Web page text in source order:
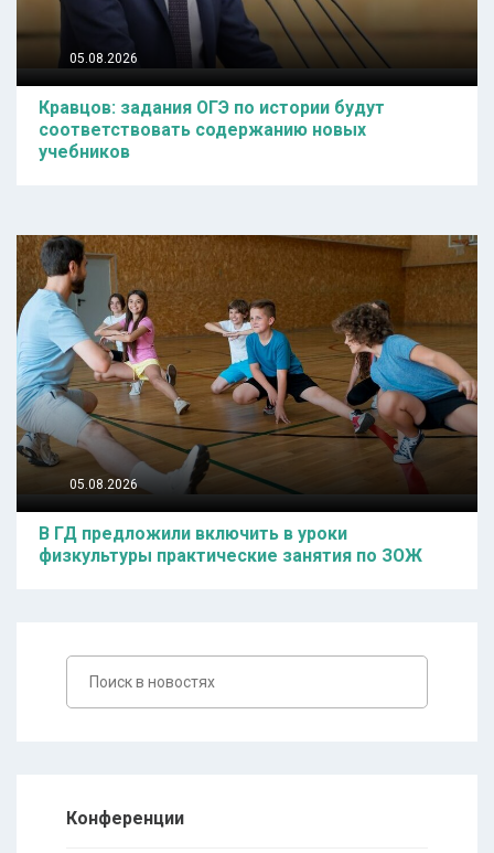
05.08.2026
Кравцов: задания ОГЭ по истории будут
соответствовать содержанию новых
учебников
05.08.2026
В ГД предложили включить в уроки
физкультуры практические занятия по ЗОЖ
Конференции